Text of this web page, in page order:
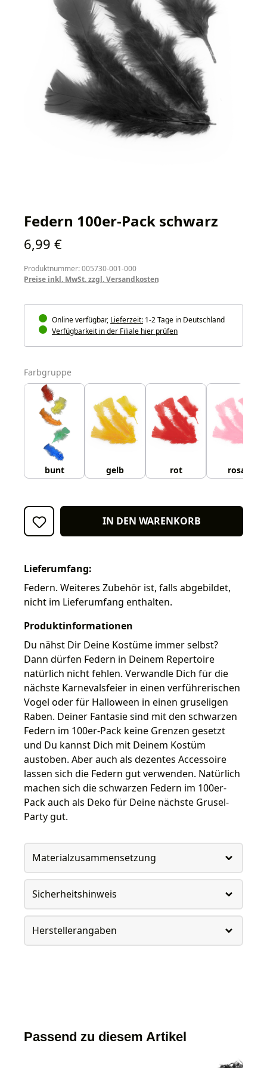
Federn 100er-Pack schwarz
Regulärer Preis:
6,99 €
Produktnummer: 005730-001-000
Preise inkl. MwSt. zzgl. Versandkosten
Online verfügbar, Lieferzeit: 1-2 Tage in Deutschland
Verfügbarkeit in der Filiale hier prüfen
Farbgruppe
bunt gelb rot rosa
IN DEN WARENKORB
Lieferumfang:
Federn. Weiteres Zubehör ist, falls abgebildet,
nicht im Lieferumfang enthalten.
Produktinformationen
Du nähst Dir Deine Kostüme immer selbst?
Dann dürfen Federn in Deinem Repertoire
natürlich nicht fehlen. Verwandle Dich für die
nächste Karnevalsfeier in einen verführerischen
Vogel oder für Halloween in einen gruseligen
Raben. Deiner Fantasie sind mit den schwarzen
Federn im 100er-Pack keine Grenzen gesetzt
und Du kannst Dich mit Deinem Kostüm
austoben. Aber auch als dezentes Accessoire
lassen sich die Federn gut verwenden. Natürlich
machen sich die schwarzen Federn im 100er-
Pack auch als Deko für Deine nächste Grusel-
Party gut.
Materialzusammensetzung
Sicherheitshinweis
Herstellerangaben
Passend zu diesem Artikel